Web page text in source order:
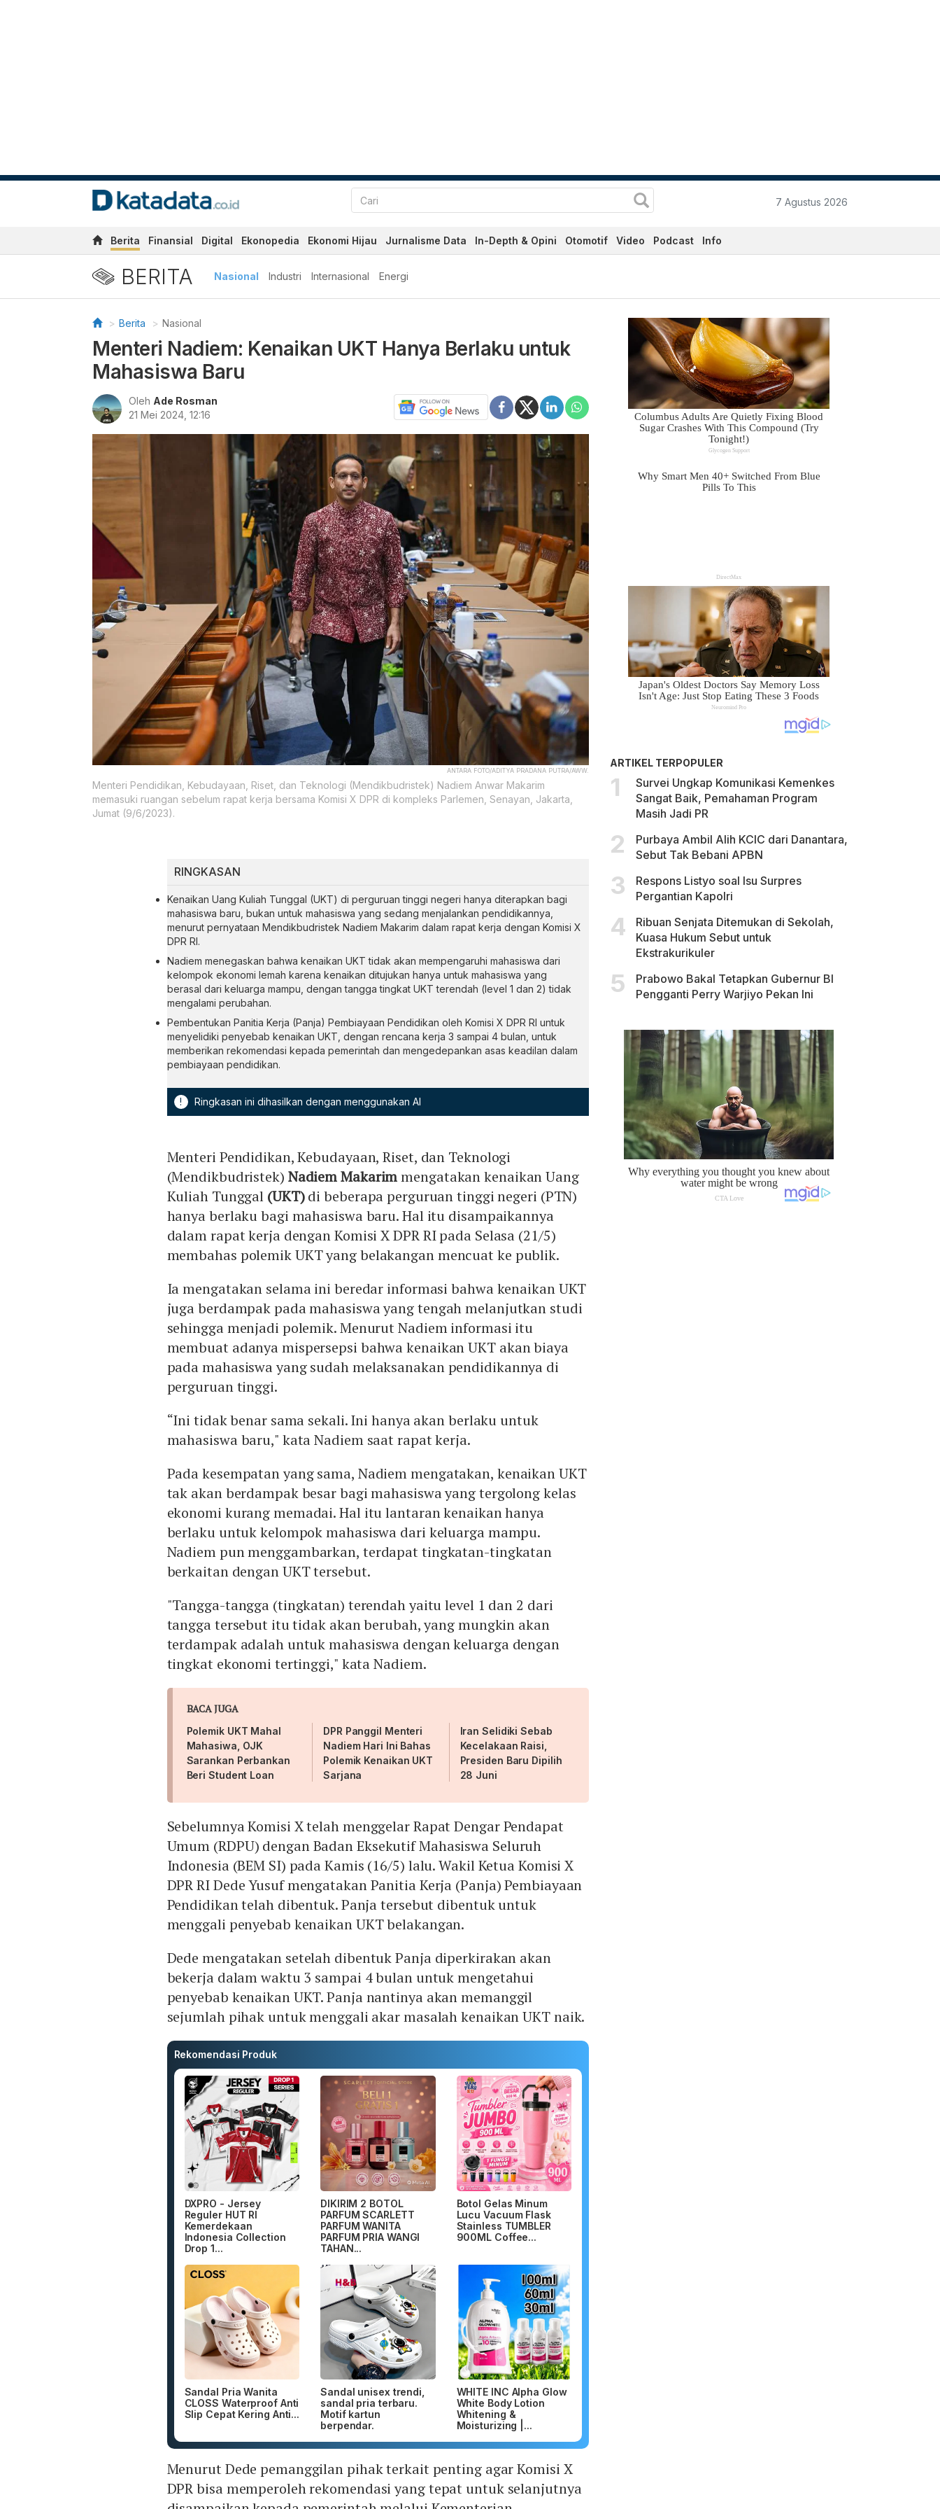
7 Agustus 2026
Berita Finansial Digital Ekonopedia Ekonomi Hijau Jurnalisme Data In-Depth & Opini Otomotif Video Podcast Info
BERITA Nasional Industri Internasional Energi
Berita Nasional
Menteri Nadiem: Kenaikan UKT Hanya Berlaku untuk
Mahasiswa Baru
Oleh Ade Rosman
21 Mei 2024, 12:16
ANTARA FOTO/ADITYA PRADANA PUTRA/AWW.
Menteri Pendidikan, Kebudayaan, Riset, dan Teknologi (Mendikbudristek) Nadiem Anwar Makarim
memasuki ruangan sebelum rapat kerja bersama Komisi X DPR di kompleks Parlemen, Senayan, Jakarta,
Jumat (9/6/2023).
RINGKASAN
Kenaikan Uang Kuliah Tunggal (UKT) di perguruan tinggi negeri hanya diterapkan bagi
mahasiswa baru, bukan untuk mahasiswa yang sedang menjalankan pendidikannya,
menurut pernyataan Mendikbudristek Nadiem Makarim dalam rapat kerja dengan Komisi X
DPR RI.
Nadiem menegaskan bahwa kenaikan UKT tidak akan mempengaruhi mahasiswa dari
kelompok ekonomi lemah karena kenaikan ditujukan hanya untuk mahasiswa yang
berasal dari keluarga mampu, dengan tangga tingkat UKT terendah (level 1 dan 2) tidak
mengalami perubahan.
Pembentukan Panitia Kerja (Panja) Pembiayaan Pendidikan oleh Komisi X DPR RI untuk
menyelidiki penyebab kenaikan UKT, dengan rencana kerja 3 sampai 4 bulan, untuk
memberikan rekomendasi kepada pemerintah dan mengedepankan asas keadilan dalam
pembiayaan pendidikan.
! Ringkasan ini dihasilkan dengan menggunakan AI
Menteri Pendidikan, Kebudayaan, Riset, dan Teknologi
(Mendikbudristek) Nadiem Makarimmengatakan kenaikan Uang
Kuliah Tunggal (UKT)di beberapa perguruan tinggi negeri (PTN)
hanya berlaku bagi mahasiswa baru. Hal itu disampaikannya
dalam rapat kerja dengan Komisi X DPR RI pada Selasa (21/5)
membahas polemik UKT yang belakangan mencuat ke publik.
Ia mengatakan selama ini beredar informasi bahwa kenaikan UKT
juga berdampak pada mahasiswa yang tengah melanjutkan studi
sehingga menjadi polemik. Menurut Nadiem informasi itu
membuat adanya mispersepsi bahwa kenaikan UKT akan biaya
pada mahasiswa yang sudah melaksanakan pendidikannya di
perguruan tinggi.
“Ini tidak benar sama sekali. Ini hanya akan berlaku untuk
mahasiswa baru," kata Nadiem saat rapat kerja.
Pada kesempatan yang sama, Nadiem mengatakan, kenaikan UKT
tak akan berdampak besar bagi mahasiswa yang tergolong kelas
ekonomi kurang memadai. Hal itu lantaran kenaikan hanya
berlaku untuk kelompok mahasiswa dari keluarga mampu.
Nadiem pun menggambarkan, terdapat tingkatan-tingkatan
berkaitan dengan UKT tersebut.
"Tangga-tangga (tingkatan) terendah yaitu level 1 dan 2 dari
tangga tersebut itu tidak akan berubah, yang mungkin akan
terdampak adalah untuk mahasiswa dengan keluarga dengan
tingkat ekonomi tertinggi," kata Nadiem.
BACA JUGA
Polemik UKT Mahal
Mahasiwa, OJK
Sarankan Perbankan
Beri Student Loan
DPR Panggil Menteri
Nadiem Hari Ini Bahas
Polemik Kenaikan UKT
Sarjana
Iran Selidiki Sebab
Kecelakaan Raisi,
Presiden Baru Dipilih
28 Juni
Sebelumnya Komisi X telah menggelar Rapat Dengar Pendapat
Umum (RDPU) dengan Badan Eksekutif Mahasiswa Seluruh
Indonesia (BEM SI) pada Kamis (16/5) lalu. Wakil Ketua Komisi X
DPR RI Dede Yusuf mengatakan Panitia Kerja (Panja) Pembiayaan
Pendidikan telah dibentuk. Panja tersebut dibentuk untuk
menggali penyebab kenaikan UKT belakangan.
Dede mengatakan setelah dibentuk Panja diperkirakan akan
bekerja dalam waktu 3 sampai 4 bulan untuk mengetahui
penyebab kenaikan UKT. Panja nantinya akan memanggil
sejumlah pihak untuk menggali akar masalah kenaikan UKT naik.
Rekomendasi Produk
DXPRO - Jersey
Reguler HUT RI
Kemerdekaan
Indonesia Collection
Drop 1...
DIKIRIM 2 BOTOL
PARFUM SCARLETT
PARFUM WANITA
PARFUM PRIA WANGI
TAHAN...
Botol Gelas Minum
Lucu Vacuum Flask
Stainless TUMBLER
900ML Coffee...
Sandal Pria Wanita
CLOSS Waterproof Anti
Slip Cepat Kering Anti...
Sandal unisex trendi,
sandal pria terbaru.
Motif kartun
berpendar.
WHITE INC Alpha Glow
White Body Lotion
Whitening &
Moisturizing |...
Menurut Dede pemanggilan pihak terkait penting agar Komisi X
DPR bisa memperoleh rekomendasi yang tepat untuk selanjutnya
ARTIKEL TERPOPULER
Survei Ungkap Komunikasi Kemenkes
Sangat Baik, Pemahaman Program
Masih Jadi PR
Purbaya Ambil Alih KCIC dari Danantara,
Sebut Tak Bebani APBN
Respons Listyo soal Isu Surpres
Pergantian Kapolri
Ribuan Senjata Ditemukan di Sekolah,
Kuasa Hukum Sebut untuk
Ekstrakurikuler
Prabowo Bakal Tetapkan Gubernur BI
Pengganti Perry Warjiyo Pekan Ini